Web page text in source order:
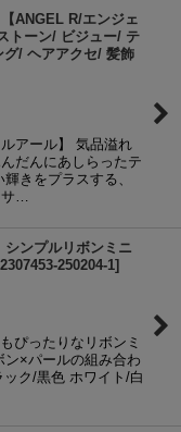
ANGEL R/エンジェ
トーン/ ビジュー/ テ
グ/ ヘアアクセ/ 髪飾
アール】 気品溢れ
だんにあしらったテ
きをプラスする、
サ…
シンプルリボンミニ
250204-1]
ぴったりなリボンミ
ン×パールの組み合わ
ク/黒色 ホワイト/白